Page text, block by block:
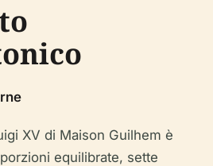
XV di Maison Guilhem è
equilibrate, sette